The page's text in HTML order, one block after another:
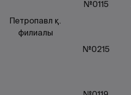
Петропавл қ.
филиалы
№0115
№0215